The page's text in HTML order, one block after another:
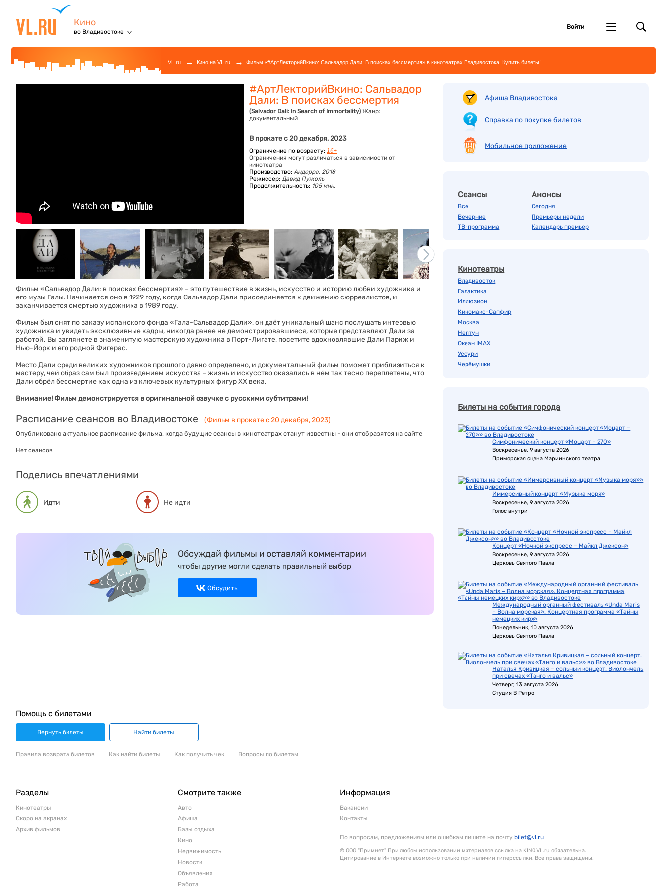
Кино
во Владивостоке
Войти
VL.ru → Кино на VL.ru → Фильм «#АртЛекторийВкино: Сальвадор Дали: В поисках бессмертия» в кинотеатрах Владивостока. Купить билеты!
#АртЛекторийВкино: Сальвадор
Дали: В поисках бессмертия
(Salvador Dali: In Search of Immortality) Жанр:
документальный
В прокате с 20 декабря, 2023
Ограничение по возрасту: 16+
Ограничения могут различаться в зависимости от
кинотеатра
Производство: Андорра, 2018
Режиссер: Давид Пужоль
Продолжительность: 105 мин.
Фильм «Сальвадор Дали: в поисках бессмертия» – это путешествие в жизнь, искусство и историю любви художника и
его музы Галы. Начинается оно в 1929 году, когда Сальвадор Дали присоединяется к движению сюрреалистов, и
заканчивается смертью художника в 1989 году.
Фильм был снят по заказу испанского фонда «Гала-Сальвадор Дали», он даёт уникальный шанс послушать интервью
художника и увидеть эксклюзивные кадры, никогда ранее не демонстрировавшиеся, которые представляют Дали за
работой. Вы заглянете в знаменитую мастерскую художника в Порт-Лигате, посетите вдохновлявшие Дали Париж и
Нью-Йорк и его родной Фигерас.
Место Дали среди великих художников прошлого давно определено, и документальный фильм поможет приблизиться к
мастеру, чей образ сам был произведением искусства – жизнь и искусство оказались в нём так тесно переплетены, что
Дали обрёл бессмертие как одна из ключевых культурных фигур XX века.
Внимание! Фильм демонстрируется в оригинальной озвучке с русскими субтитрами!
Расписание сеансов во Владивостоке (Фильм в прокате с 20 декабря, 2023)
Опубликовано актуальное расписание фильма, когда будущие сеансы в кинотеатрах станут известны - они отобразятся на сайте
Нет сеансов
Поделись впечатлениями
Идти Не идти
Обсуждай фильмы и оставляй комментарии
чтобы другие могли сделать правильный выбор
Обсудить
Афиша Владивостока
Справка по покупке билетов
Мобильное приложение
Сеансы
Все
Вечерние
ТВ-программа
Анонсы
Сегодня
Премьеры недели
Календарь премьер
Кинотеатры
Владивосток
Галактика
Иллюзион
Киномакс-Сапфир
Москва
Нептун
Океан IMAX
Уссури
Черёмушки
Билеты на события города
Симфонический концерт «Моцарт – 270»
Воскресенье, 9 августа 2026
Приморская сцена Мариинского театра
Иммерсивный концерт «Музыка моря»
Воскресенье, 9 августа 2026
Голос внутри
Концерт «Ночной экспресс – Майкл Джексон»
Воскресенье, 9 августа 2026
Церковь Святого Павла
Международный органный фестиваль «Unda Maris
– Волна морская». Концертная программа «Тайны
немецких кирх»
Понедельник, 10 августа 2026
Церковь Святого Павла
Наталья Кривицкая – сольный концерт. Виолончель
при свечах «Танго и вальс»
Четверг, 13 августа 2026
Студия В Ретро
Помощь с билетами
Вернуть билеты Найти билеты
Правила возврата билетов Как найти билеты Как получить чек Вопросы по билетам
Разделы
Кинотеатры
Скоро на экранах
Архив фильмов
Смотрите также
Авто
Афиша
Базы отдыха
Кино
Недвижимость
Новости
Объявления
Работа
Информация
Вакансии
Контакты
По вопросам, предложениям или ошибкам пишите на почту bilet@vl.ru
© ООО "Примнет" При любом использовании материалов ссылка на KINO.VL.ru обязательна.
Цитирование в Интернете возможно только при наличии гиперссылки. Все права защищены.